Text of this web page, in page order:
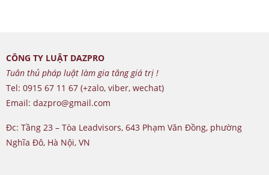
CÔNG TY LUẬT DAZPRO
Tuân thủ pháp luật làm gia tăng giá trị !
Tel: 0915 67 11 67 (+zalo, viber, wechat)
Email: dazpro@gmail.com
Đc: Tầng 23 – Tòa Leadvisors, 643 Phạm Văn Đồng, phường
Nghĩa Đô, Hà Nội, VN